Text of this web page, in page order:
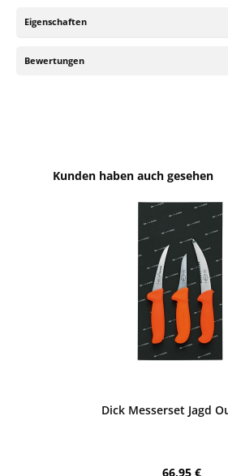
Eigenschaften
Bewertungen
Produktgalerie überspringen
Kunden haben auch gesehen
Dick Messerset Jagd
Regulärer
66,95 €